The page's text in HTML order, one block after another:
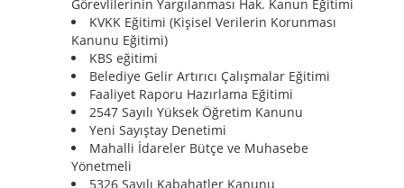
Görevlilerinin Yargılanması Hak. Kanun Eğitimi
KVKK Eğitimi (Kişisel Verilerin Korunması
Kanunu Eğitimi)
KBS eğitimi
Belediye Gelir Artırıcı Çalışmalar Eğitimi
Faaliyet Raporu Hazırlama Eğitimi
2547 Sayılı Yüksek Öğretim Kanunu
Yeni Sayıştay Denetimi
Mahalli İdareler Bütçe ve Muhasebe
Yönetmeli
5326 Sayılı Kabahatler Kanunu